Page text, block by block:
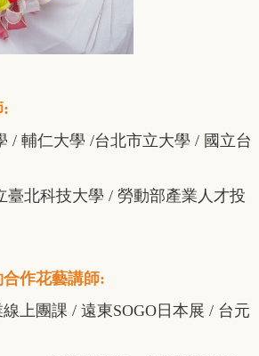
:
/ 輔仁大學 /台北市立大學 / 國立台
臺北科技大學 / 勞動部產業人才投
作花藝講師:
上團課 / 遠東SOGO日本展 / 台元